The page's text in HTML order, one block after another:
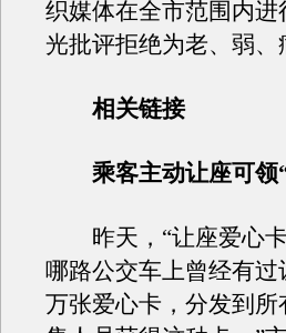
织媒体在全市范围内
光批评拒绝为老、弱
相关链接
乘客主动让座可领
昨天，“让座爱心卡
哪路公交车上曾经有
万张爱心卡，分发到